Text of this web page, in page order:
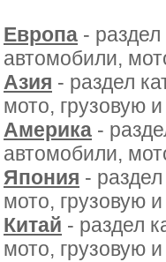
Европа -
автомобили,
Азия - раздел
мото, грузовую
Америка -
автомобили,
Япония -
мото, грузовую
Китай - раздел
мото, грузовую